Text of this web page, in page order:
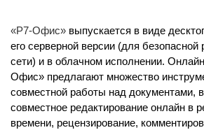
«Р7-Офис» выпускается в виде
его серверной версии (для
сети) и в облачном исполнении.
Офис» предлагают множество
совместной работы над документами,
совместное редактирование онлайн в
времени, рецензирование,